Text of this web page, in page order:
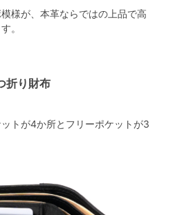
様が、本革ならではの上品で高
。
折り財布
トが4か所とフリーポケットが3